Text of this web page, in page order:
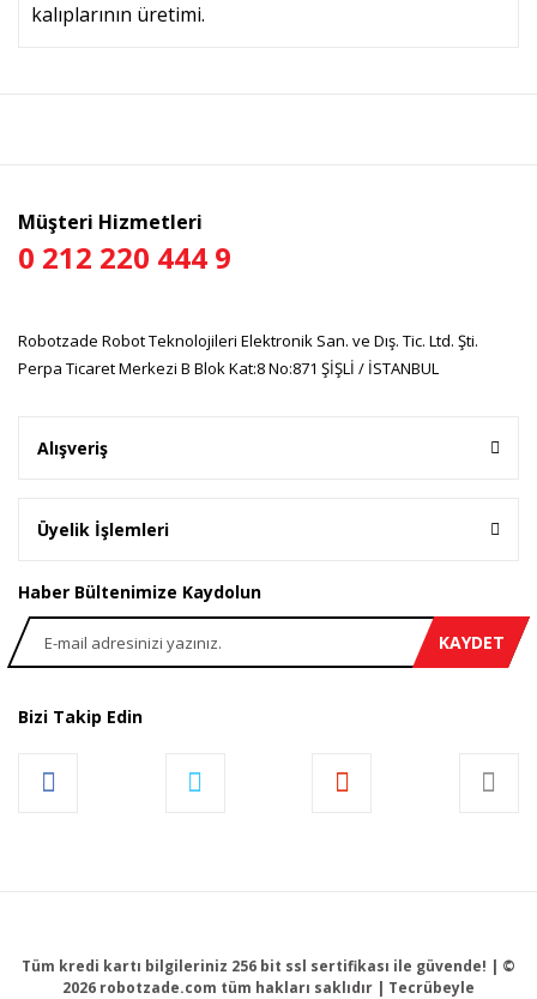
kalıplarının üretimi.
Ürün bilgilerinde hatalar bulunuyor.
Bu ürüne benzer farklı alternatifler olmalı.
Müşteri Hizmetleri
0 212 220 444 9
Robotzade Robot Teknolojileri Elektronik San. ve Dış. Tic. Ltd. Şti.
Perpa Ticaret Merkezi B Blok Kat:8 No:871 ŞİŞLİ / İSTANBUL
Alışveriş
Üyelik İşlemleri
Haber Bültenimize Kaydolun
KAYDET
Bizi Takip Edin
Tüm kredi kartı bilgileriniz 256 bit ssl sertifikası ile güvende! | ©
2026 robotzade.com tüm hakları saklıdır | Tecrübeyle